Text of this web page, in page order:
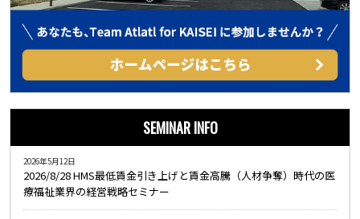
SEMINAR INFO
2026/8/28 HMS最低賃金引き上げと賃金高騰（人材争奪）時代の医
療福祉業界の経営戦略セミナー
2026年5月12日